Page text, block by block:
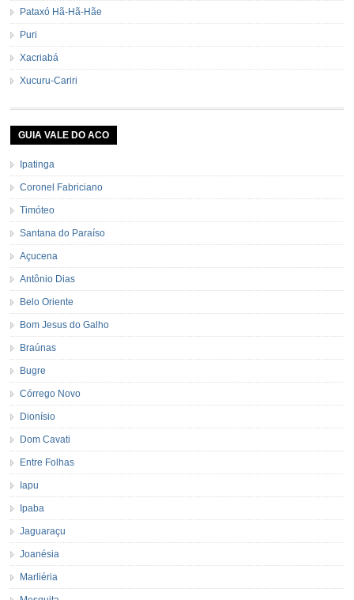
Pataxó Hã-Hã-Hãe
Puri
Xacriabá
Xucuru-Cariri
GUIA VALE DO ACO
Ipatinga
Coronel Fabriciano
Timóteo
Santana do Paraíso
Açucena
Antônio Dias
Belo Oriente
Bom Jesus do Galho
Braúnas
Bugre
Córrego Novo
Dionísio
Dom Cavati
Entre Folhas
Iapu
Ipaba
Jaguaraçu
Joanésia
Marliéria